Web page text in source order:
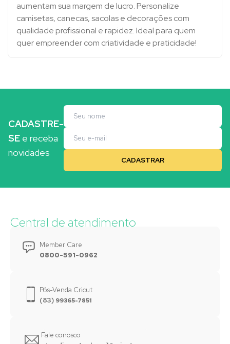
aumentam sua margem de lucro. Personalize
camisetas, canecas, sacolas e decorações com
qualidade profissional e rapidez. Ideal para quem
quer empreender com criatividade e praticidade!
CADASTRE-
SE e receba
novidades
Central de atendimento
Member Care
0800-591-0962
Pós-Venda Cricut
(83) 99365-7851
Fale conosco